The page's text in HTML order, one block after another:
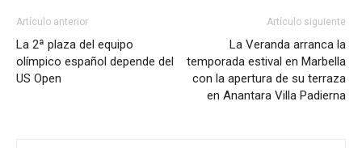
Artículo anterior
La 2ª plaza del equipo
olímpico español depende del
US Open
Artículo siguiente
La Veranda arranca la
temporada estival en Marbella
con la apertura de su terraza
en Anantara Villa Padierna